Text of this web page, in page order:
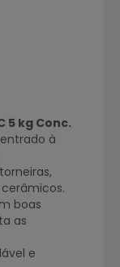
5 kg Conc.
à
boas
as
e